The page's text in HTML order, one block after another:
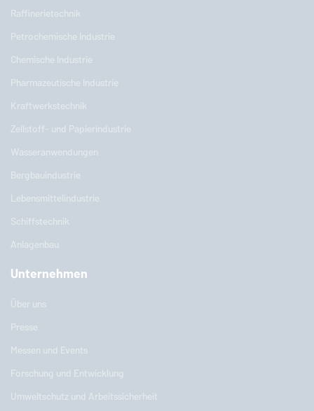
Raffinerietechnik
Petrochemische Industrie
Chemische Industrie
Pharmazeutische Industrie
Kraftwerkstechnik
Zellstoff- und Papierindustrie
Wasseranwendungen
Bergbauindustrie
Lebensmittelindustrie
Schiffstechnik
Anlagenbau
Unternehmen
Über uns
Presse
Messen und Events
Forschung und Entwicklung
Umweltschutz und Arbeitssicherheit